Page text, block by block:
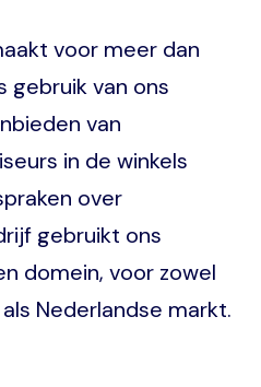
voor meer dan
gebruik van ons
van
in de winkels
over
gebruikt ons
domein, voor zowel
Nederlandse markt.